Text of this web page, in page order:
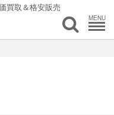
買取＆格安販売
MENU